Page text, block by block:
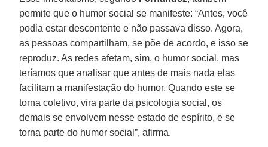
permite que o humor social se manifeste: “Antes, você
podia estar descontente e não passava disso. Agora,
as pessoas compartilham, se põe de acordo, e isso se
reproduz. As redes afetam, sim, o humor social, mas
teríamos que analisar que antes de mais nada elas
facilitam a manifestação do humor. Quando este se
torna coletivo, vira parte da psicologia social, os
demais se envolvem nesse estado de espírito, e se
torna parte do humor social”, afirma.